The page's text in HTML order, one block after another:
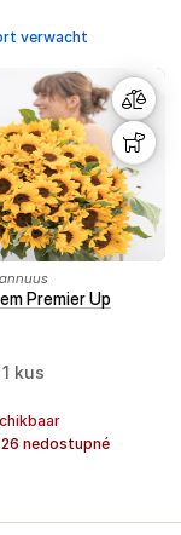
verwacht
Premier Up
1 kus
nedostupné